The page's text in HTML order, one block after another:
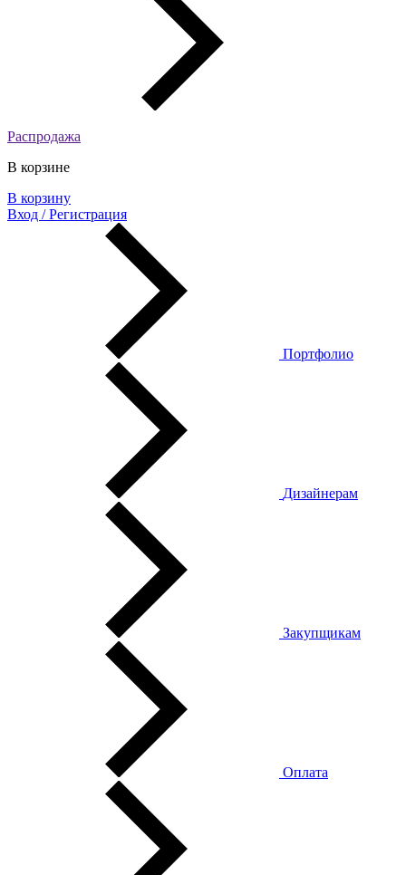
Распродажа
В корзине
В корзину
Вход / Регистрация
Портфолио
Дизайнерам
Закупщикам
Оплата